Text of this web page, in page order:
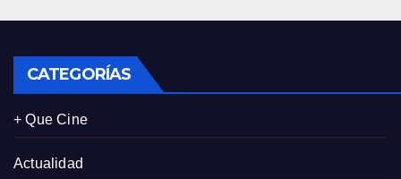
CATEGORÍAS
+ Que Cine
Actualidad